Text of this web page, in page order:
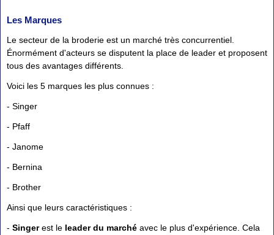
Les Marques
Le secteur de la broderie est un marché très concurrentiel.
Énormément d'acteurs se disputent la place de leader et proposent
tous des avantages différents.
Voici les 5 marques les plus connues :
- Singer
- Pfaff
- Janome
- Bernina
- Brother
Ainsi que leurs caractéristiques :
- Singerest le leader du marché avec le plus d'expérience. Cela